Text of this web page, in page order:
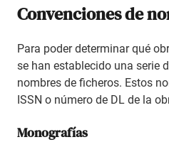
Convenciones de
Para poder determinar qué
se han establecido una serie
nombres de ficheros. Estos
ISSN o número de DL de la
Monografías